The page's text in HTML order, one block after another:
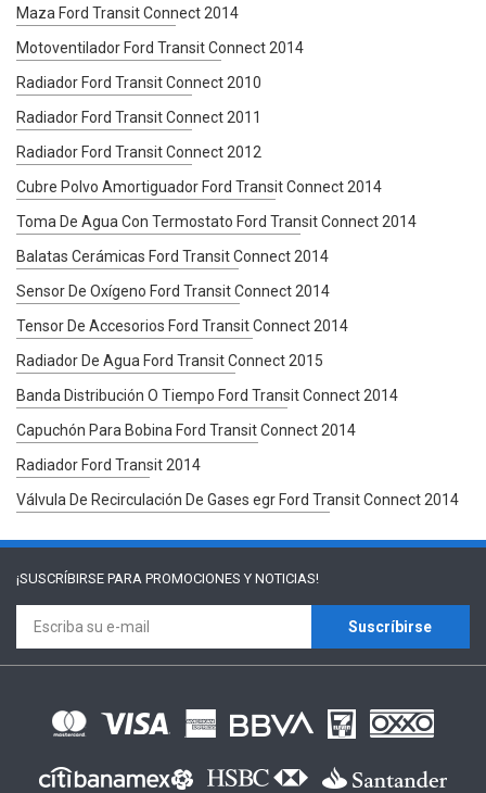
Maza Ford Transit Connect 2014
Motoventilador Ford Transit Connect 2014
Radiador Ford Transit Connect 2010
Radiador Ford Transit Connect 2011
Radiador Ford Transit Connect 2012
Cubre Polvo Amortiguador Ford Transit Connect 2014
Toma De Agua Con Termostato Ford Transit Connect 2014
Balatas Cerámicas Ford Transit Connect 2014
Sensor De Oxígeno Ford Transit Connect 2014
Tensor De Accesorios Ford Transit Connect 2014
Radiador De Agua Ford Transit Connect 2015
Banda Distribución O Tiempo Ford Transit Connect 2014
Capuchón Para Bobina Ford Transit Connect 2014
Radiador Ford Transit 2014
Válvula De Recirculación De Gases egr Ford Transit Connect 2014
¡SUSCRÍBIRSE PARA PROMOCIONES Y NOTICIAS!
Suscríbirse